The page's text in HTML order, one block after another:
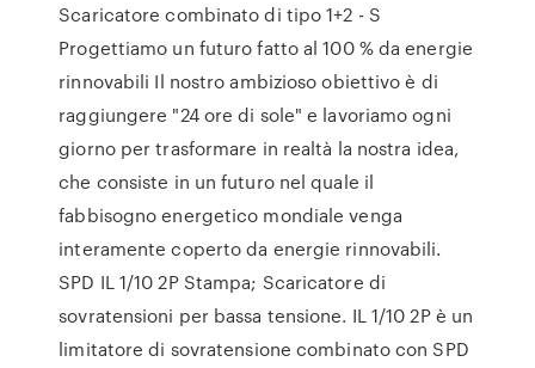
Scaricatore combinato di tipo 1+2 - S
Progettiamo un futuro fatto al 100 % da energie
rinnovabili Il nostro ambizioso obiettivo è di
raggiungere "24 ore di sole" e lavoriamo ogni
giorno per trasformare in realtà la nostra idea,
che consiste in un futuro nel quale il
fabbisogno energetico mondiale venga
interamente coperto da energie rinnovabili.
SPD IL 1/10 2P Stampa; Scaricatore di
sovratensioni per bassa tensione. IL 1/10 2P è un
limitatore di sovratensione combinato con SPD